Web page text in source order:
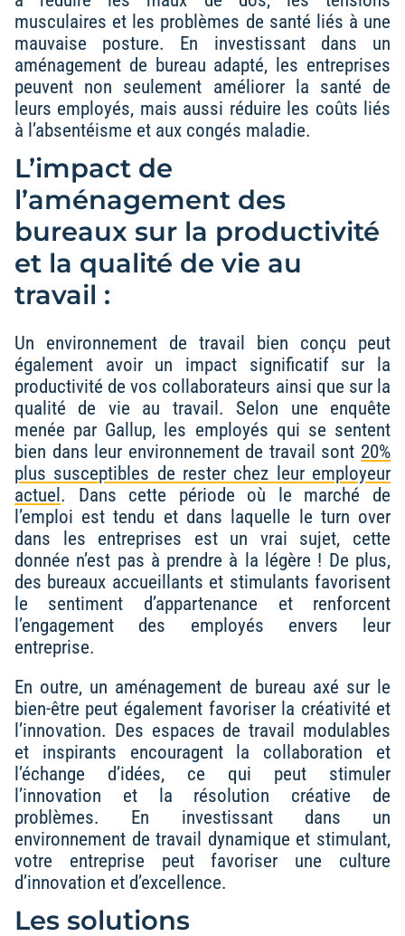
musculaires et les problèmes de santé liés à une
mauvaise posture. En investissant dans un
aménagement de bureau adapté, les entreprises
peuvent non seulement améliorer la santé de
leurs employés, mais aussi réduire les coûts liés
à l’absentéisme et aux congés maladie.
L’impact de
l’aménagement des
bureaux sur la productivité
et la qualité de vie au
travail :
Un environnement de travail bien conçu peut
également avoir un impact significatif sur la
productivité de vos collaborateurs ainsi que sur la
qualité de vie au travail. Selon une enquête
menée par Gallup, les employés qui se sentent
bien dans leur environnement de travail sont 20%
plus susceptibles de rester chez leur employeur
actuel . Dans cette période où le marché de
l’emploi est tendu et dans laquelle le turn over
dans les entreprises est un vrai sujet, cette
donnée n’est pas à prendre à la légère ! De plus,
des bureaux accueillants et stimulants favorisent
le sentiment d’appartenance et renforcent
l’engagement des employés envers leur
entreprise.
En outre, un aménagement de bureau axé sur le
bien-être peut également favoriser la créativité et
l’innovation. Des espaces de travail modulables
et inspirants encouragent la collaboration et
l’échange d’idées, ce qui peut stimuler
l’innovation et la résolution créative de
problèmes. En investissant dans un
environnement de travail dynamique et stimulant,
votre entreprise peut favoriser une culture
d’innovation et d’excellence.
Les solutions